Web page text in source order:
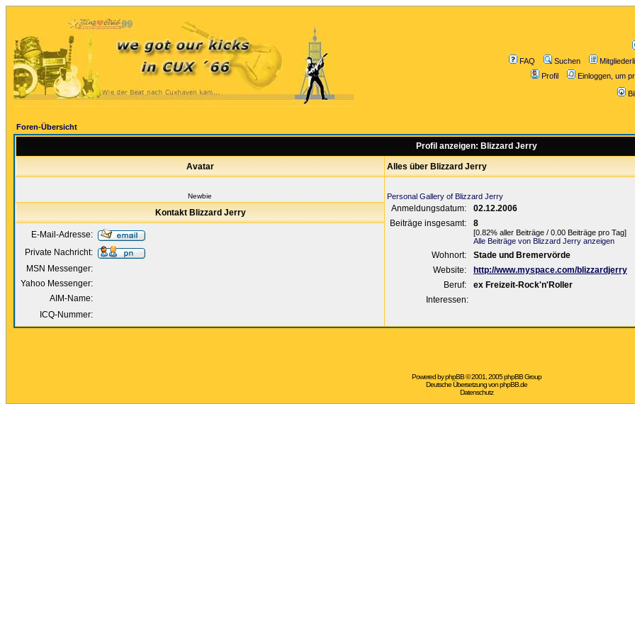
FAQ
Suchen
Profil
Einloggen, um
Foren-Übersicht
Profil anzeigen: Blizzard Jerry
Avatar Alles über Blizzard Jerry
Newbie Personal Gallery of Blizzard Jerry
Anmeldungsdatum:
02.12.2006
Beiträge insgesamt:
8
[0.82% aller Beiträge / 0.00 Beiträge pro Tag]
Alle Beiträge von Blizzard Jerry anzeigen
Wohnort:
Stade und Bremervörde
Website:
http://www.myspace.com/blizzardjerry
Beruf:
ex Freizeit-Rock'n'Roller
Interessen:
Kontakt Blizzard Jerry
E-Mail-Adresse:
Private Nachricht:
MSN Messenger:
Yahoo Messenger:
AIM-Name:
ICQ-Nummer:
Powered byphpBB© 2001, 2005 phpBB Group
Deutsche Übersetzung vonphpBB.de
Datenschutz